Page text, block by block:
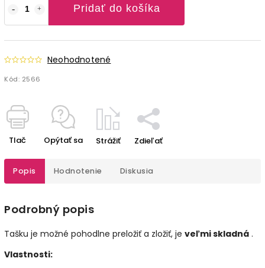
Pridať do košíka
Neohodnotené
Kód: 2566
Tlač Opýtať sa Strážiť Zdieľať
Popis Hodnotenie Diskusia
Podrobný popis
Tašku je možné pohodlne preložiť a zložiť, je veľmi skladná .
Vlastnosti: